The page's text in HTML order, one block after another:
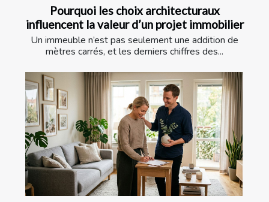
Pourquoi les choix architecturaux
influencent la valeur d’un projet immobilier
Un immeuble n’est pas seulement une addition de
mètres carrés, et les derniers chiffres des...